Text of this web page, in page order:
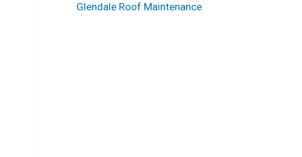
Glendale Roof Maintenance